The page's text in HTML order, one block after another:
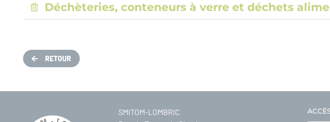
Déchèteries, conteneurs à verre et déchets
RETOUR
SMITOM-LOMBRIC